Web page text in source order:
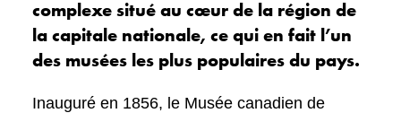
complexe situé au cœur de la région de
la capitale nationale, ce qui en fait l’un
des musées les plus populaires du pays.
Inauguré en 1856, le Musée canadien de